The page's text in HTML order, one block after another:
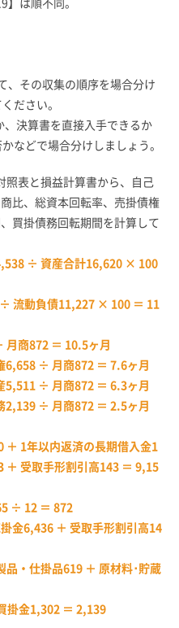
は順不同。
、その収集の順序を場合分け
ださい。
、決算書を直接入手できるか
などで場合分けしましょう。
表と損益計算書から、自己
比、総資本回転率、売掛債権
買掛債務回転期間を計算して
÷ 資産合計16,620 × 100
流動負債11,227 × 100 ＝ 11
商872 ＝ 10.5ヶ月
6,658 ÷ 月商872 ＝ 7.6ヶ月
5,511 ÷ 月商872 ＝ 6.3ヶ月
2,139 ÷ 月商872 ＝ 2.5ヶ月
1年以内返済の長期借入金1
＋ 受取手形割引高143 ＝ 9,15
÷ 12 ＝ 872
金6,436 ＋ 受取手形割引高14
品・仕掛品619 ＋ 原材料･貯蔵
掛金1,302 ＝ 2,139